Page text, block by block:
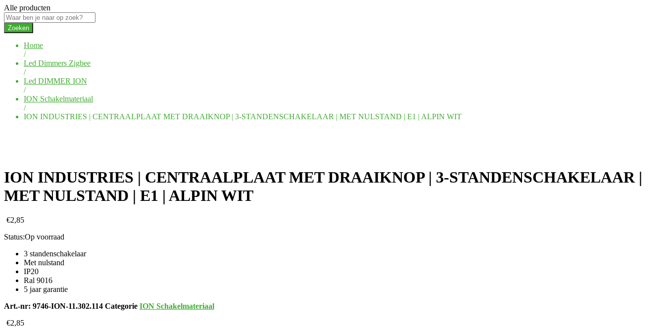
Alle producten
Zoeken
Home
/
Led Dimmers Zigbee
/
Led DIMMER ION
/
ION Schakelmateriaal
/
ION INDUSTRIES | CENTRAALPLAAT MET DRAAIKNOP | 3-STANDENSCHAKELAAR | MET NULSTAND | E1 | ALPIN WIT
ION INDUSTRIES | CENTRAALPLAAT MET DRAAIKNOP | 3-STANDENSCHAKELAAR |
MET NULSTAND | E1 | ALPIN WIT
€2,85
Status:Op voorraad
3 standenschakelaar
Met nulstand
IP20
Ral 9016
5 jaar garantie
Art.-nr: 9746-ION-11.302.114 Categorie ION Schakelmateriaal
€2,85